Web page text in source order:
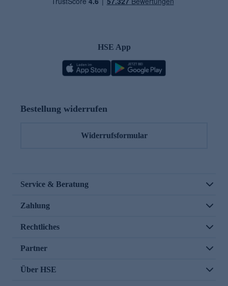
HSE App
Bestellung widerrufen
Widerrufsformular
Service & Beratung
Zahlung
Rechtliches
Partner
Über HSE